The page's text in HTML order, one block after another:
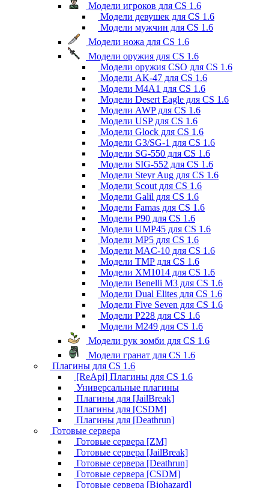
Модели игроков для CS 1.6
Модели девушек для CS 1.6
Модели мужчин для CS 1.6
Модели ножа для CS 1.6
Модели оружия для CS 1.6
Модели оружия CSO для CS 1.6
Модели AK-47 для CS 1.6
Модели M4A1 для CS 1.6
Модели Desert Eagle для CS 1.6
Модели AWP для CS 1.6
Модели USP для CS 1.6
Модели Glock для CS 1.6
Модели G3/SG-1 для CS 1.6
Модели SG-550 для CS 1.6
Модели SIG-552 для CS 1.6
Модели Steyr Aug для CS 1.6
Модели Scout для CS 1.6
Модели Galil для CS 1.6
Модели Famas для CS 1.6
Модели P90 для CS 1.6
Модели UMP45 для CS 1.6
Модели MP5 для CS 1.6
Модели MAC-10 для CS 1.6
Модели TMP для CS 1.6
Модели XM1014 для CS 1.6
Модели Benelli M3 для CS 1.6
Модели Dual Elites для CS 1.6
Модели Five Seven для CS 1.6
Модели P228 для CS 1.6
Модели M249 для CS 1.6
Модели рук зомби для CS 1.6
Модели гранат для CS 1.6
Плагины для CS 1.6
[ReApi] Плагины для CS 1.6
Универсальные плагины
Плагины для [JailBreak]
Плагины для [CSDM]
Плагины для [Deathrun]
Готовые сервера
Готовые сервера [ZM]
Готовые сервера [JailBreak]
Готовые сервера [Deathrun]
Готовые сервера [CSDM]
Готовые сервера [Biohazard]